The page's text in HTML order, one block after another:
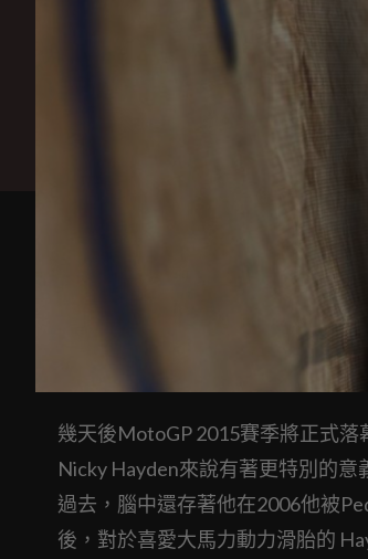
幾天後MotoGP 2015賽季將正式
Nicky Hayden來說有著更特別的
過去，腦中還存著他在2006他被
後，對於喜愛大馬力動力滑胎的